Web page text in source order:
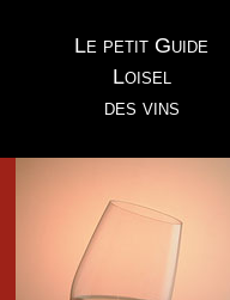
Le petit Guide
Loisel
des vins